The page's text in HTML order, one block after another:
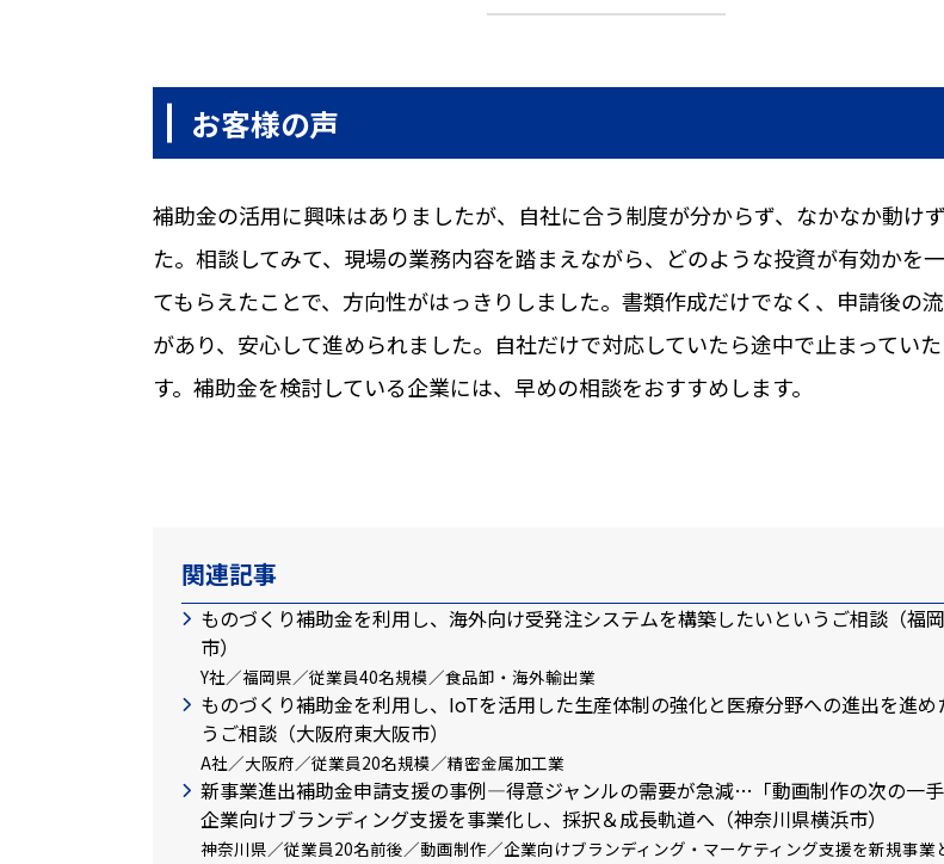
お客様の声
補助金の活用に興味はありましたが、自社に合う制度が分からず、なかなか動け
た。相談してみて、現場の業務内容を踏まえながら、どのような投資が有効かを
てもらえたことで、方向性がはっきりしました。書類作成だけでなく、申請後の
があり、安心して進められました。自社だけで対応していたら途中で止まってい
す。補助金を検討している企業には、早めの相談をおすすめします。
関連記事
ものづくり補助金を利用し、海外向け受発注システムを構築したいというご相談（福
市）
Y社／福岡県／従業員40名規模／食品卸・海外輸出業
ものづくり補助金を利用し、IoTを活用した生産体制の強化と医療分野への進出を進め
うご相談（大阪府東大阪市）
A社／大阪府／従業員20名規模／精密金属加工業
新事業進出補助金申請支援の事例―得意ジャンルの需要が急減…「動画制作の次の一
企業向けブランディング支援を事業化し、採択＆成長軌道へ（神奈川県横浜市）
神奈川県／従業員20名前後／動画制作／企業向けブランディング・マーケティング支援を新規事業